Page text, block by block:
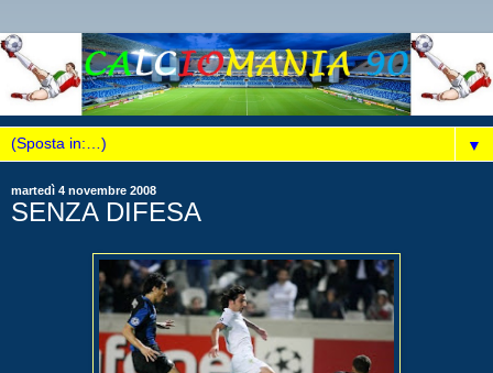
▼
martedì 4 novembre 2008
SENZA DIFESA